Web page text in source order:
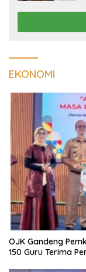
EKONOMI
OJK Gandeng
150 Guru Terima